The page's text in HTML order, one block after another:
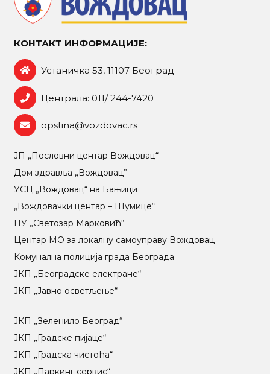
КОНТАКТ ИНФОРМАЦИЈЕ:
Устаничка 53, 11107 Београд
Централа: 011/ 244-7420
opstina@vozdovac.rs
ЈП „Пословни центар Вождовац“
Дом здравља „Вождовац”
УСЦ „Вождовац“ на Бањици
„Вождовачки центар – Шумице“
НУ „Светозар Марковић“
Центар МO за локалну самоуправу Вождовац
Комунална полиција града Београда
ЈКП „Београдске електране“
ЈКП „Јавно осветљење“
ЈКП „Зеленило Београд“
ЈКП „Градске пијаце“
ЈКП „Градска чистоћа“
ЈКП „Паркинг сервис“